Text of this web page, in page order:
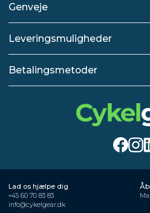
Genveje
Leveringsmuligheder
Betalingsmetoder
Lad os hjælpe dig
+45 60 70 83 83
info@cykelgear.dk